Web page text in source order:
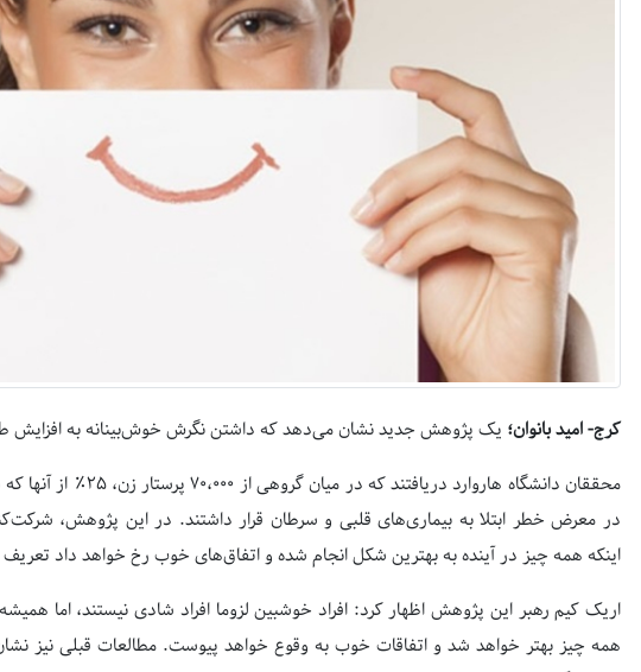
کرج- امید بانوان؛ یک پژوهش جدید نشان می‌دهد که داشتن نگرش خوش‌بینانه به افزایش
در معرض خطر ابتلا به بیماری‌های قلبی و سرطان قرار داشتند. در این پژوهش،
اینکه همه چیز در آینده به بهترین شکل انجام شده و اتفاق‌های خوب رخ خواهد داد تعریف
اریک کیم رهبر این پژوهش اظهار کرد: افراد خوشبین لزوما افراد شادی نیستند، اما
همه چیز بهتر خواهد شد و اتفاقات خوب به وقوع خواهد پیوست. مطالعات قبلی نیز